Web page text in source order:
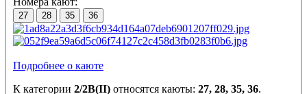
27 28 35 36
Подробнее о каюте
К категории 2/2В(II) относятся каюты: 27, 28, 35, 36.